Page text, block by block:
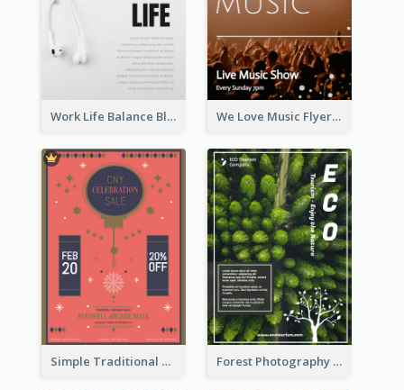
Work Life Balance Black And White Flyer We Love Music Flyer
Simple Traditional CNY Sales Flyer Design Forest Photography Flyer Of ECO Tourism